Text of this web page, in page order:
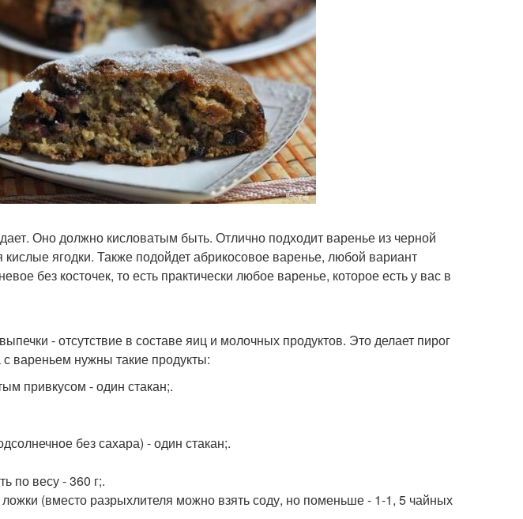
Оно должно кисловатым быть. Отлично подходит варенье из черной
кислые ягодки. Также подойдет абрикосовое варенье, любой вариант
без косточек, то есть практически любое варенье, которое есть у вас в
- отсутствие в составе яиц и молочных продуктов. Это делает пирог
вареньем нужны такие продукты:
привкусом - один стакан;.
без сахара) - один стакан;.
по весу - 360 г;.
(вместо разрыхлителя можно взять соду, но поменьше - 1-1, 5 чайных